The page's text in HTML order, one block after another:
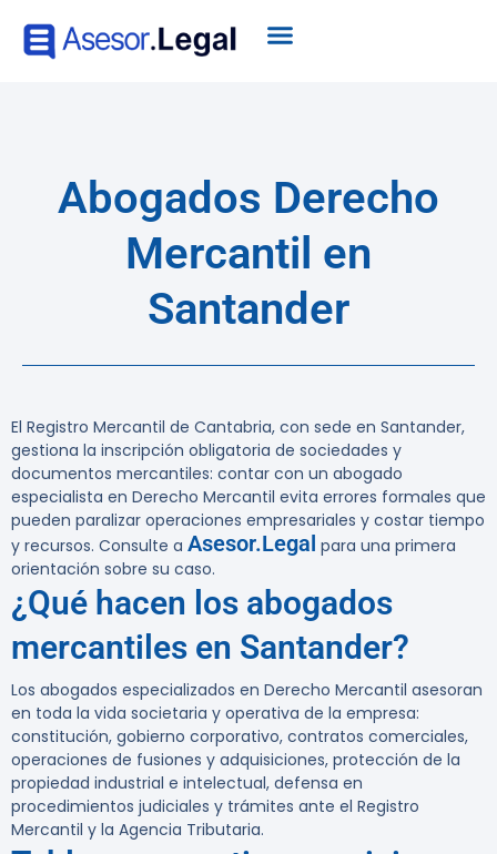
Abogados Derecho
Mercantil en
Santander
El Registro Mercantil de Cantabria, con sede en Santander,
gestiona la inscripción obligatoria de sociedades y
documentos mercantiles: contar con un abogado
especialista en Derecho Mercantil evita errores formales que
pueden paralizar operaciones empresariales y costar tiempo
y recursos. Consulte a Asesor.Legal para una primera
orientación sobre su caso.
¿Qué hacen los abogados
mercantiles en Santander?
Los abogados especializados en Derecho Mercantil asesoran
en toda la vida societaria y operativa de la empresa:
constitución, gobierno corporativo, contratos comerciales,
operaciones de fusiones y adquisiciones, protección de la
propiedad industrial e intelectual, defensa en
procedimientos judiciales y trámites ante el Registro
Mercantil y la Agencia Tributaria.